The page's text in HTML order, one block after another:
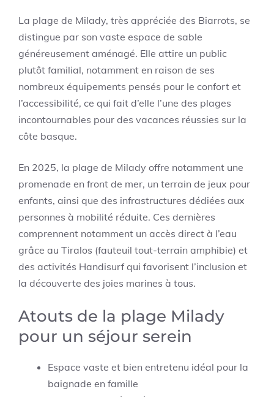
La plage de Milady, très appréciée des Biarrots, se
distingue par son vaste espace de sable
généreusement aménagé. Elle attire un public
plutôt familial, notamment en raison de ses
nombreux équipements pensés pour le confort et
l’accessibilité, ce qui fait d’elle l’une des plages
incontournables pour des vacances réussies sur la
côte basque.
En 2025, la plage de Milady offre notamment une
promenade en front de mer, un terrain de jeux pour
enfants, ainsi que des infrastructures dédiées aux
personnes à mobilité réduite. Ces dernières
comprennent notamment un accès direct à l’eau
grâce au Tiralos (fauteuil tout-terrain amphibie) et
des activités Handisurf qui favorisent l’inclusion et
la découverte des joies marines à tous.
Atouts de la plage Milady
pour un séjour serein
Espace vaste et bien entretenu idéal pour la
baignade en famille